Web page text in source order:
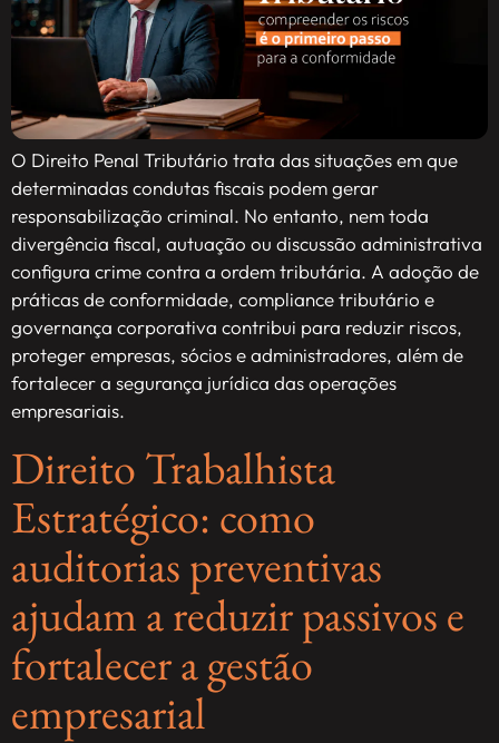
O Direito Penal Tributário trata das situações em que
determinadas condutas fiscais podem gerar
responsabilização criminal. No entanto, nem toda
divergência fiscal, autuação ou discussão administrativa
configura crime contra a ordem tributária. A adoção de
práticas de conformidade, compliance tributário e
governança corporativa contribui para reduzir riscos,
proteger empresas, sócios e administradores, além de
fortalecer a segurança jurídica das operações
empresariais.
Direito Trabalhista
Estratégico: como
auditorias preventivas
ajudam a reduzir passivos e
fortalecer a gestão
empresarial